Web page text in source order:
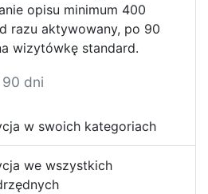
opisu minimum 400
razu aktywowany, po 90
wizytówkę standard.
dni
w swoich kategoriach
we wszystkich